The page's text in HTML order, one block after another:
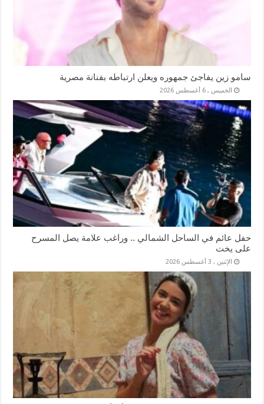
سامو زين يفاجئ جمهوره ويعلن ارتباطه بفنانة مصرية
الخميس , 6 أغسطس 2026
حفل عائم في الساحل الشمالي .. وراغب علامة يصل المسرح
على يخت
الإثنين , 3 أغسطس 2026